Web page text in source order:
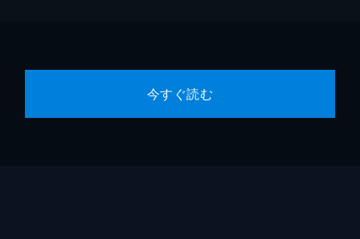
今すぐ読む